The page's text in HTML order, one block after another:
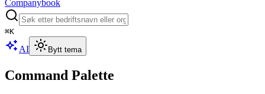
Companybook
⌘K
AI Bytt tema
Command Palette